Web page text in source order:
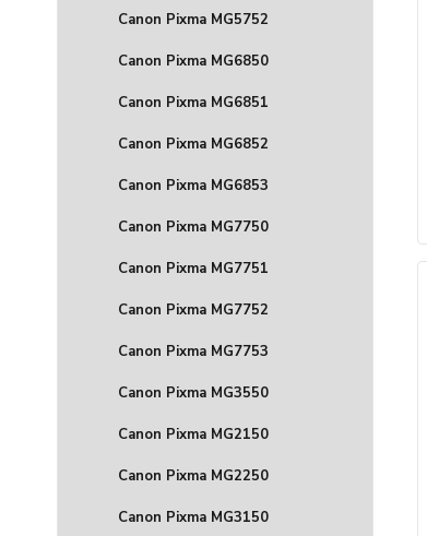
Canon Pixma MG5752
Canon Pixma MG6850
Canon Pixma MG6851
Canon Pixma MG6852
Canon Pixma MG6853
Canon Pixma MG7750
Canon Pixma MG7751
Canon Pixma MG7752
Canon Pixma MG7753
Canon Pixma MG3550
Canon Pixma MG2150
Canon Pixma MG2250
Canon Pixma MG3150